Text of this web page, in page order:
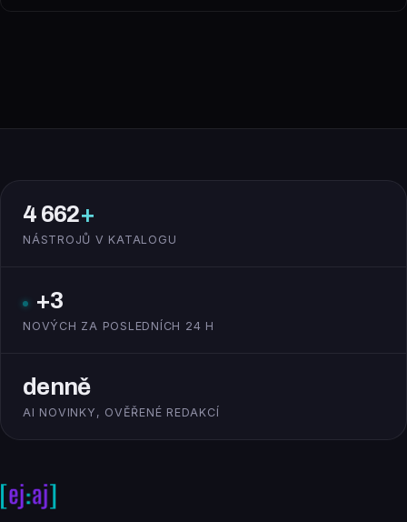
4 662+
NÁSTROJŮ V KATALOGU
+3
NOVÝCH ZA POSLEDNÍCH 24 H
denně
AI NOVINKY, OVĚŘENÉ REDAKCÍ